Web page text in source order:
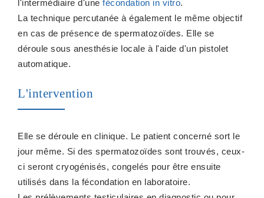
l'intermédiaire d'une fécondation in vitro.
La technique percutanée à également le même objectif
en cas de présence de spermatozoïdes. Elle se
déroule sous anesthésie locale à l'aide d'un pistolet
automatique.
L'intervention
Elle se déroule en clinique. Le patient concerné sort le
jour même. Si des spermatozoïdes sont trouvés, ceux-
ci seront cryogénisés, congelés pour être ensuite
utilisés dans la fécondation en laboratoire.